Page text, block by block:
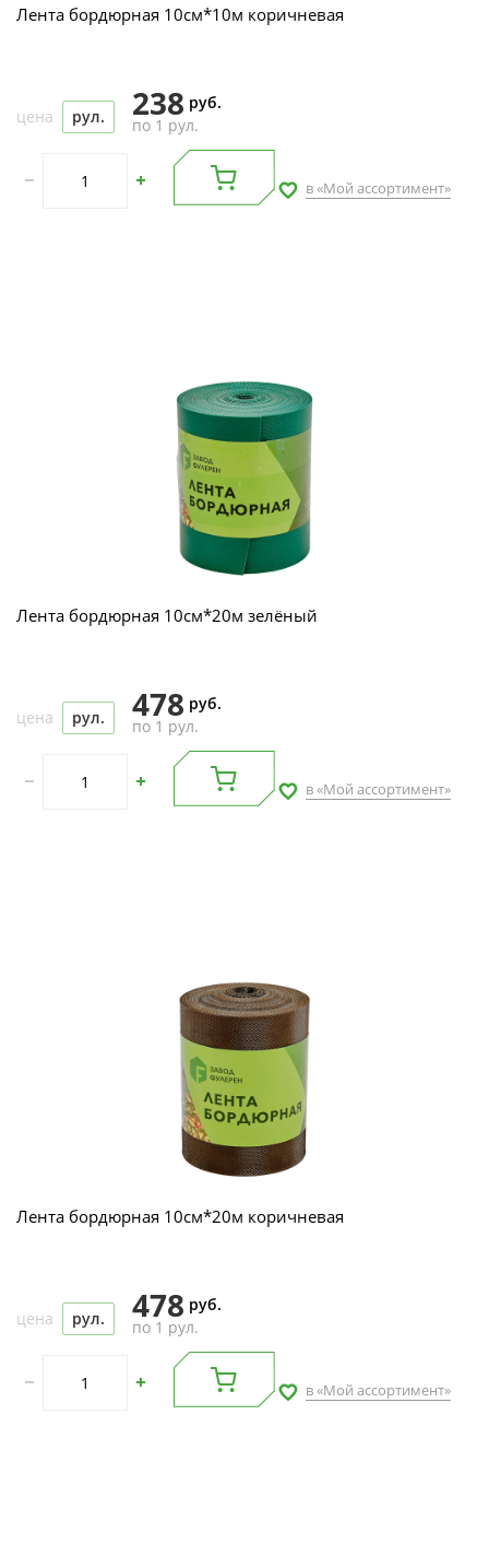
Лента бордюрная 10см*10м коричневая
цена рул. 238 руб.
по 1 рул.
в «Мой ассортимент»
Лента бордюрная 10см*20м зелёный
цена рул. 478 руб.
по 1 рул.
в «Мой ассортимент»
Лента бордюрная 10см*20м коричневая
цена рул. 478 руб.
по 1 рул.
в «Мой ассортимент»